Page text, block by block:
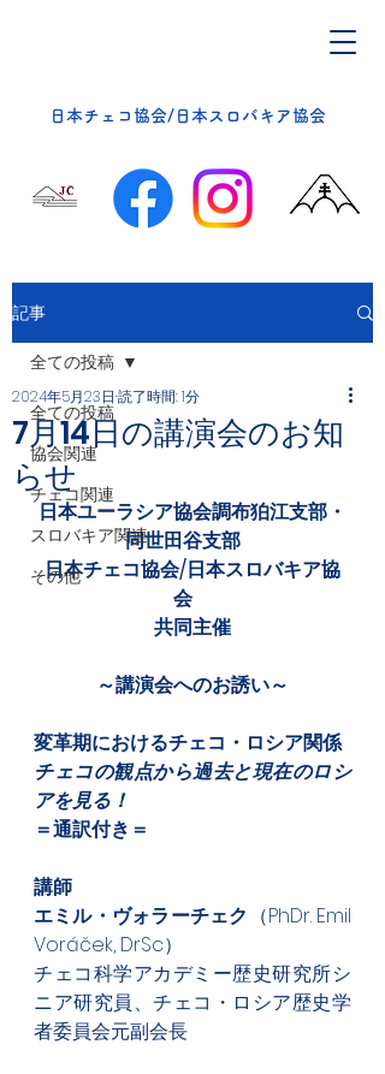
​日本チェコ協会/日本スロバキア協会
記事
全ての投稿
協会関連
チェコ関連
スロバキア関連
その他
全ての投稿
7月14日の講演会のお知
らせ
2024年5月23日 読了時間: 1分
日本ユーラシア協会調布狛江支部・
同世田谷支部
日本チェコ協会/日本スロバキア協
会
共同主催
～講演会へのお誘い～
変革期におけるチェコ・ロシア関係
チェコの観点から過去と現在のロシ
アを見る！
＝通訳付き＝
講師
エミル・ヴォラーチェク （PhDr. Emil
Voráček, DrSc）
チェコ科学アカデミー歴史研究所シ
ニア研究員、チェコ・ロシア歴史学
者委員会元副会長